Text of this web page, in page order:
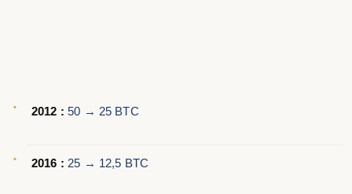
2012 : 50 → 25 BTC
2016 : 25 → 12,5 BTC